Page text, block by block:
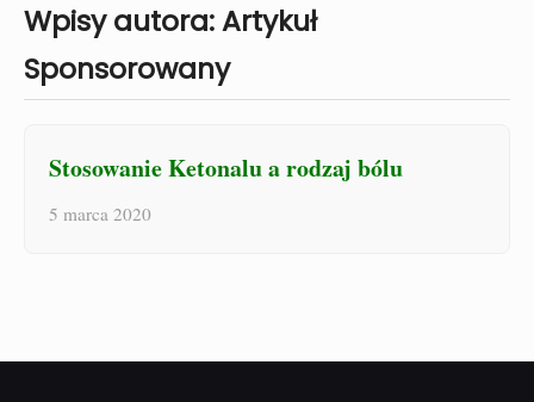
Wpisy autora: Artykuł
Sponsorowany
Stosowanie Ketonalu a rodzaj bólu
5 marca 2020